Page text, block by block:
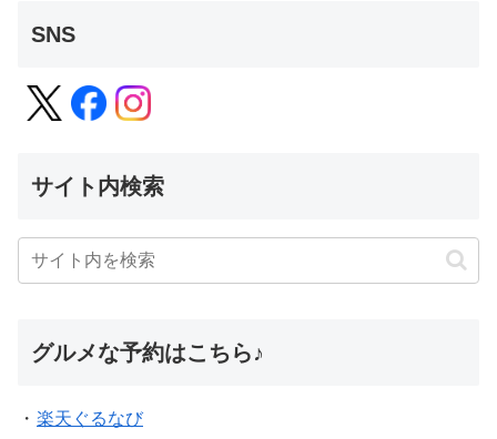
SNS
サイト内検索
グルメな予約はこちら♪
・ 楽天ぐるなび